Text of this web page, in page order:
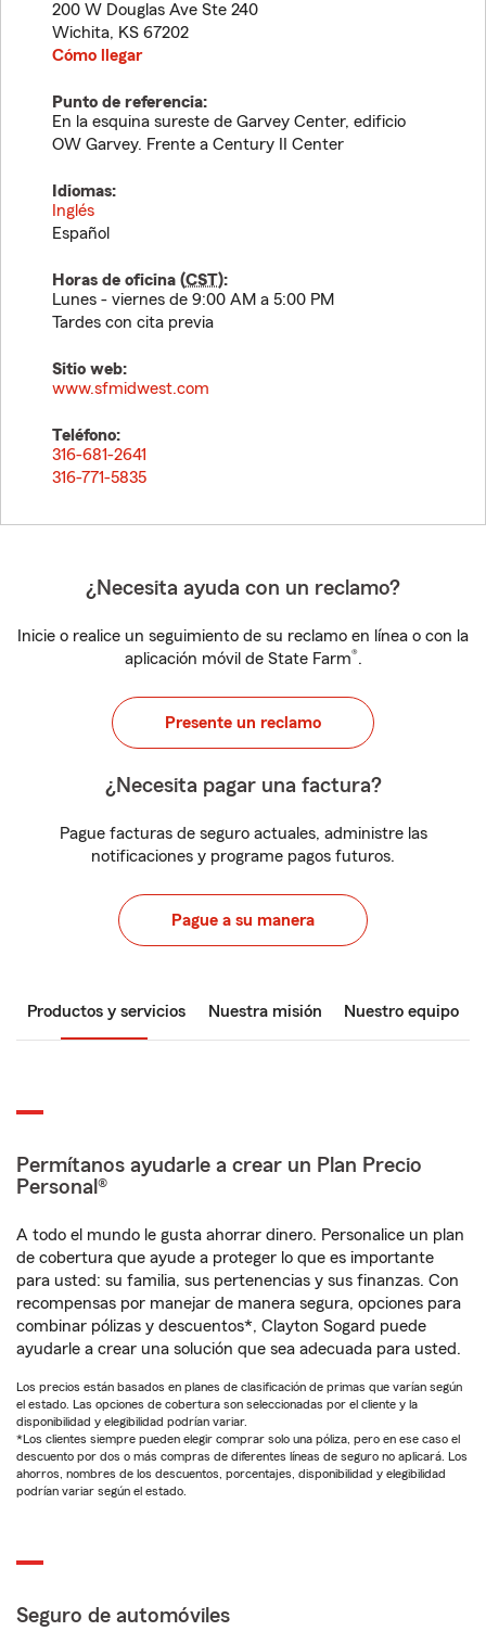
200 W Douglas Ave Ste 240
Wichita, KS 67202
Cómo llegar
Punto de referencia:
En la esquina sureste de Garvey Center, edificio
OW Garvey. Frente a Century II Center
Idiomas:
Inglés
Español
Horas de oficina (CST):
Lunes - viernes de 9:00 AM a 5:00 PM
Tardes con cita previa
Sitio web:
www.sfmidwest.com
Teléfono:
316-681-2641
316-771-5835
¿Necesita ayuda con un reclamo?
Inicie o realice un seguimiento de su reclamo en línea o con la
aplicación móvil de State Farm®.
Presente un reclamo
¿Necesita pagar una factura?
Pague facturas de seguro actuales, administre las
notificaciones y programe pagos futuros.
Pague a su manera
Productos y servicios Nuestra misión Nuestro equipo
Permítanos ayudarle a crear un Plan Precio
Personal®
A todo el mundo le gusta ahorrar dinero. Personalice un plan
de cobertura que ayude a proteger lo que es importante
para usted: su familia, sus pertenencias y sus finanzas. Con
recompensas por manejar de manera segura, opciones para
combinar pólizas y descuentos*, Clayton Sogard puede
ayudarle a crear una solución que sea adecuada para usted.
Los precios están basados en planes de clasificación de primas que varían según
el estado. Las opciones de cobertura son seleccionadas por el cliente y la
disponibilidad y elegibilidad podrían variar.
*Los clientes siempre pueden elegir comprar solo una póliza, pero en ese caso el
descuento por dos o más compras de diferentes líneas de seguro no aplicará. Los
ahorros, nombres de los descuentos, porcentajes, disponibilidad y elegibilidad
podrían variar según el estado.
Seguro de automóviles